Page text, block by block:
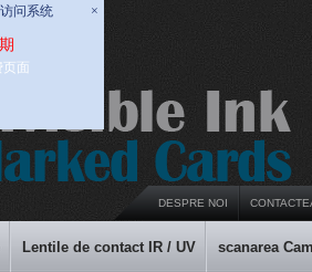
问系统 ×
页面
DESPRE NOI
Lentile de contact IR / UV scanarea